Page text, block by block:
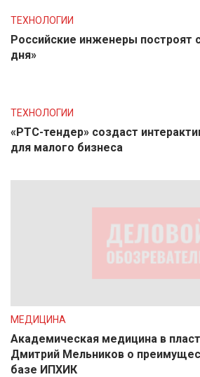
ТЕХНОЛОГИИ
Российские инженеры построят
дня»
ТЕХНОЛОГИИ
«РТС-тендер» создаст
для малого бизнеса
МЕДИЦИНА
Академическая медицина в
Дмитрий Мельников о
базе ИПХИК